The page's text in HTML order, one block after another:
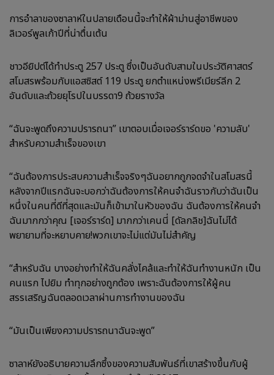
การอำลาของซาลาห์ในปลายเดือนนี้จะทำให้ผ้าม่านสู่อาชีพของ
ลิเวอร์พูลเก้าปีที่น่าตื่นเต้น
ชาวอียิปต์ได้ทำประตู 257 ประตู ซึ่งเป็นอันดับสามในประวัติศาสตร์
สโมสรพร้อมกับแอสซิสต์ 119 ประตู ยกตำแหน่งพรีเมียร์ลีก 2
อันดับและถ้วยยุโรปในบรรดา9 ถ้วยรางวัล
“ฉันจะพูดถึงความปรารถนา” เขาตอบเมื่อเจอร์ราร์ดขอ 'ความลับ'
สำหรับความสำเร็จของเขา
“ฉันต้องการประสบความสำเร็จจริงๆฉันอยากถูกจดจำในสโมสรนี้
หลังจากปีแรกฉันจะบอกว่าฉันต้องการให้คนจำฉันราวกับว่าฉันเป็น
หนึ่งในคนที่ดีที่สุดและมันก็เข้ามาในหัวของฉัน ฉันต้องการให้คนจำ
ฉันมากกว่าคุณ [เจอร์ราร์ด] มากกว่าเคนนี่ [ดัลกลิช]ฉันไม่ได้
พยายามที่จะหยาบคาย!พวกเขาจะไม่แต่มันไม่สำคัญ
“สำหรับฉัน บางอย่างทำให้ฉันคลั่งไคล้และทำให้ฉันทำงานหนัก เป็น
คนแรก ไปยิม ทำทุกอย่างถูกต้อง เพราะฉันต้องการให้ผู้คน
สรรเสริญฉันตลอดเวลาผ่านการทำงานของฉัน
“มันเป็นเพียงความปรารถนาฉันจะพูด”
ซาลาห์ยังอธิบายความลึกซึ้งของความสัมพันธ์ที่เขาสร้างขึ้นกับผู้